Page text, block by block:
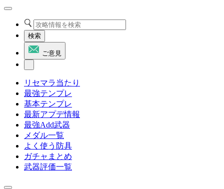
検索
ご意見
リセマラ当たり
最強テンプレ
基本テンプレ
最新アプデ情報
最強Add武器
メダル一覧
よく使う防具
ガチャまとめ
武器評価一覧